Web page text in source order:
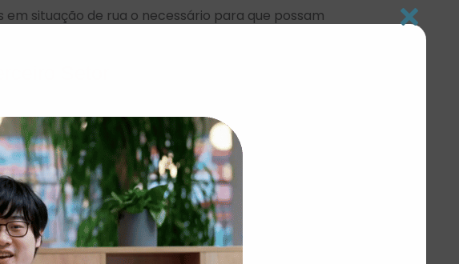
em situação de rua o necessário para que possam
em situação de rua.
que a pasta está fazendo o levantamento de